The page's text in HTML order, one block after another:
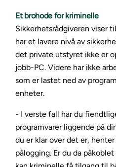
Et brohode for kriminelle
Sikkerhetsrådgiveren viser
har et lavere nivå av
det private utstyret ikke er
jobb-PC. Videre har ikke
som er lastet ned av
enheter.
- I verste fall har du
programvarer liggende på
du er klar over det er,
pålogging. Er du da